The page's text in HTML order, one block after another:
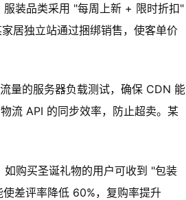
装品类采用 "每周上新 + 限时折扣"
居独立站通过捆绑销售，使客单价
量的服务器负载测试，确保 CDN 能
流 API 的同步效率，防止超卖。某
购买圣诞礼物的用户可收到 "包装
差评率降低 60%，复购率提升